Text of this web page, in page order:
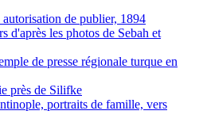
de publier, 1894
d'après les photos de Sebah et
de presse régionale turque en
près de Silifke
portraits de famille, vers